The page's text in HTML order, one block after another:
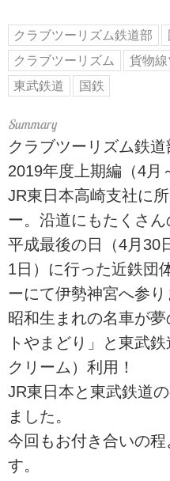
クラブツーリズム鉄道部
クラブツーリズム
貨物
東武鉄道
国鉄
クラブツーリズム鉄
2019年度上期編（4月
JR東日本高崎支社に
ー。沿道にもたくさん
平成最後の日（4月30
1日）に行った近鉄団
ーにて伊勢神宮へ参り
昭和生まれの名車が
トやまどり」と東武
クリーム）利用！
JR東日本と東武鉄道
ました。
今回もお付き合いの
す。